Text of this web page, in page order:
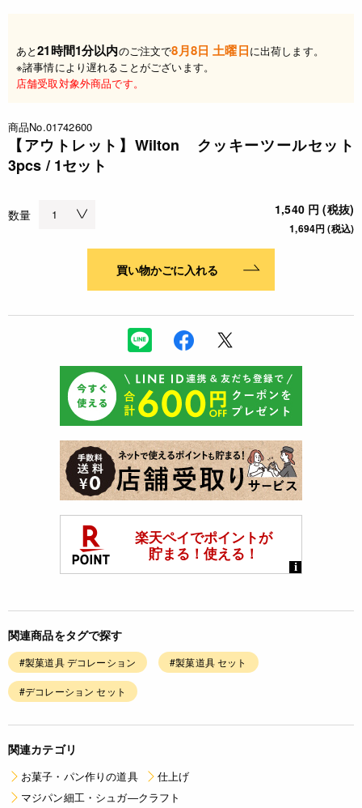
あと21時間1分以内のご注文で8月8日 土曜日に出荷します。
※諸事情により遅れることがございます。
店舗受取対象外商品です。
商品No.01742600
【アウトレット】Wilton クッキーツールセット
3pcs / 1セット
数量 1,540 円 (税抜)
1,694円 (税込)
買い物かごに入れる
関連商品をタグで探す
#製菓道具 デコレーション #製菓道具 セット
#デコレーション セット
関連カテゴリ
お菓子・パン作りの道具
仕上げ
マジパン細工・シュガ―クラフト